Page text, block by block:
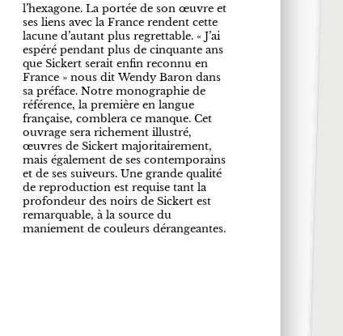
l’hexagone. La portée de son œuvre et
ses liens avec la France rendent cette
lacune d’autant plus regrettable. « J’ai
espéré pendant plus de cinquante ans
que Sickert serait enfin reconnu en
France » nous dit Wendy Baron dans
sa préface. Notre monographie de
référence, la première en langue
française, comblera ce manque. Cet
ouvrage sera richement illustré,
œuvres de Sickert majoritairement,
mais également de ses contemporains
et de ses suiveurs. Une grande qualité
de reproduction est requise tant la
profondeur des noirs de Sickert est
maniement de couleurs dérangeantes.